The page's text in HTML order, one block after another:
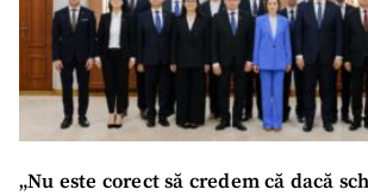
„Nu este corect să credem că dacă